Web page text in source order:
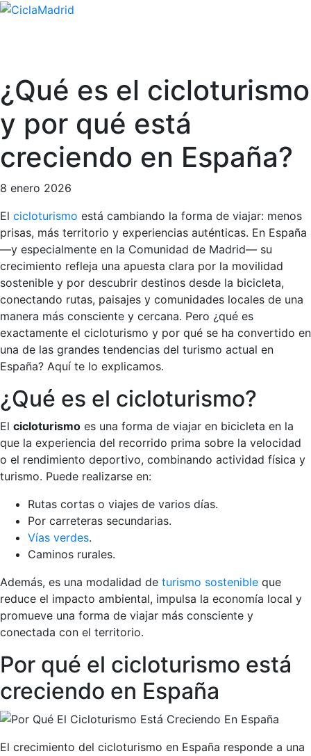
¿Qué es el cicloturismo
y por qué está
creciendo en España?
8 enero 2026
El cicloturismo está cambiando la forma de viajar: menos
prisas, más territorio y experiencias auténticas. En España
—y especialmente en la Comunidad de Madrid— su
crecimiento refleja una apuesta clara por la movilidad
sostenible y por descubrir destinos desde la bicicleta,
conectando rutas, paisajes y comunidades locales de una
manera más consciente y cercana. Pero ¿qué es
exactamente el cicloturismo y por qué se ha convertido en
una de las grandes tendencias del turismo actual en
España? Aquí te lo explicamos.
¿Qué es el cicloturismo?
El cicloturismo es una forma de viajar en bicicleta en la
que la experiencia del recorrido prima sobre la velocidad
o el rendimiento deportivo, combinando actividad física y
turismo. Puede realizarse en:
Rutas cortas o viajes de varios días.
Por carreteras secundarias.
Vías verdes.
Caminos rurales.
Además, es una modalidad de turismo sostenible que
reduce el impacto ambiental, impulsa la economía local y
promueve una forma de viajar más consciente y
conectada con el territorio.
Por qué el cicloturismo está
creciendo en España
El crecimiento del cicloturismo en España responde a una